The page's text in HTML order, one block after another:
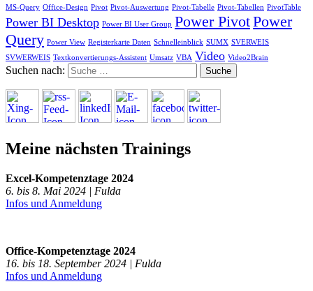
MS-Query Office-Design Pivot Pivot-Auswertung Pivot-Tabelle Pivot-Tabellen PivotTable
Power BI Desktop Power BI User Group Power PivotPower
Query Power View Registerkarte Daten Schnelleinblick SUMX SVERWEIS
SVWERWEIS Textkonvertierungs-Assistent Umsatz VBA Video Video2Brain
Suchen nach:
Meine nächsten Trainings
Excel-Kompetenztage 2024
6. bis 8. Mai 2024 | Fulda
Infos und Anmeldung
Office-Kompetenztage 2024
16. bis 18. September 2024 | Fulda
Infos und Anmeldung